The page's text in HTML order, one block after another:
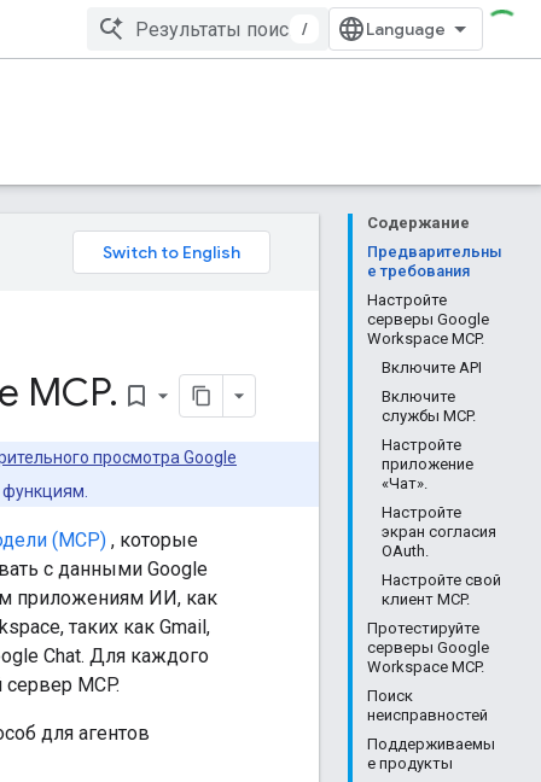
/
Содержание
Предварительны
е требования
Настройте
серверы Google
Workspace MCP.
Включите API
Включите
службы MCP.
Настройте
приложение
«Чат».
Настройте
экран согласия
OAuth.
Настройте свой
клиент MCP.
Протестируйте
серверы Google
Workspace MCP.
Поиск
неисправностей
Поддерживаемы
е продукты
MCP. bookmark_border
просмотра Google
(MCP) , которые
с данными Google
приложениям ИИ, как
таких как Gmail,
Chat. Для каждого
MCP.
для агентов